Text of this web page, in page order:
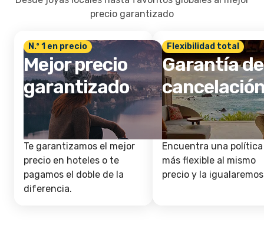
precio garantizado
N.º 1 en precio
Mejor precio
garantizado
Te garantizamos el mejor
precio en hoteles o te
pagamos el doble de la
diferencia.
Flexibilidad total
Garantía de
Encuentra una política
más flexible al mismo
precio y la